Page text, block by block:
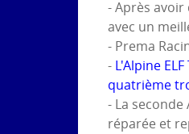
- Après avoir
avec un
- Prema
- L'Alpine
quatrième
- La
réparée et